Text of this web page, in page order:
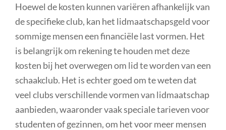
Hoewel de kosten kunnen variëren afhankelijk van
de specifieke club, kan het lidmaatschapsgeld voor
sommige mensen een financiële last vormen. Het
is belangrijk om rekening te houden met deze
kosten bij het overwegen om lid te worden van een
schaakclub. Het is echter goed om te weten dat
veel clubs verschillende vormen van lidmaatschap
aanbieden, waaronder vaak speciale tarieven voor
studenten of gezinnen, om het voor meer mensen